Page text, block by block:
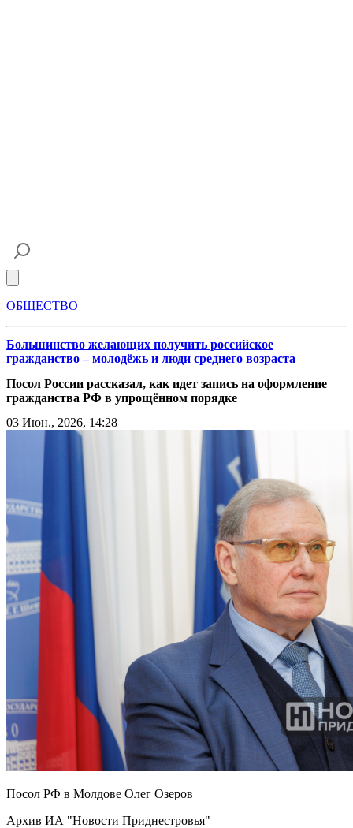
ОБЩЕСТВО
Большинство желающих получить российское
гражданство – молодёжь и люди среднего возраста
Посол России рассказал, как идет запись на оформление
гражданства РФ в упрощённом порядке
03 Июн., 2026, 14:28
Посол РФ в Молдове Олег Озеров
Архив ИА "Новости Приднестровья"